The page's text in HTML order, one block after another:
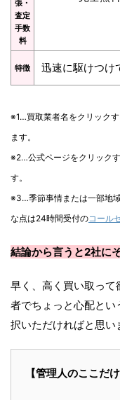
張・
査定
手数
料
特徴 迅速に駆けつけ
※1…買取業者名をクリック
ます。
※2…公式ページをクリック
す。
※3…季節事情または一部地
な点は24時間受付のコール
結論から言うと2社に
早く、高く買い取っ
者でちょっと心配と
択いただければと思い
【管理人のここだけ